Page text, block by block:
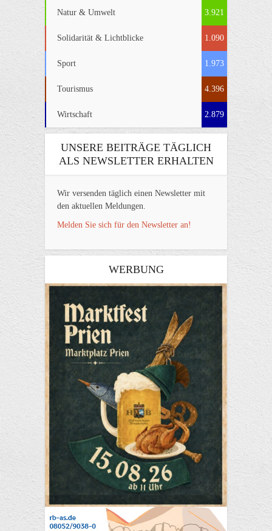
Natur & Umwelt 3.921
Solidarität & Lichtblicke 1.090
Sport 1.973
Tourismus 4.396
Wirtschaft 2.879
UNSERE BEITRÄGE TÄGLICH
ALS NEWSLETTER ERHALTEN
Wir versenden täglich einen Newsletter mit
den aktuellen Meldungen.
Melden Sie sich für den Newsletter an!
WERBUNG